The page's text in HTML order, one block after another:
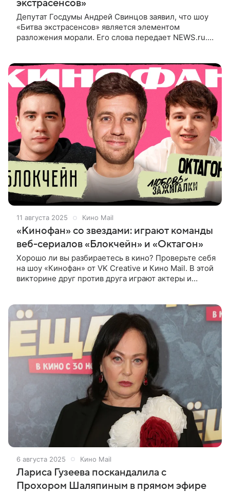
экстрасенсов»
Депутат Госдумы Андрей Свинцов заявил, что шоу
«Битва экстрасенсов» является элементом
разложения морали. Его слова передает NEWS.ru.
11 августа 2025 Кино Mail
«Кинофан» со звездами: играют команды
веб-сериалов «Блокчейн» и «Октагон»
Хорошо ли вы разбираетесь в кино? Проверьте себя
на шоу «Кинофан» от VK Creative и Кино Mail. В этой
викторине друг против друга играют актеры и
6 августа 2025 Кино Mail
Лариса Гузеева поскандалила с
Прохором Шаляпиным в прямом эфире